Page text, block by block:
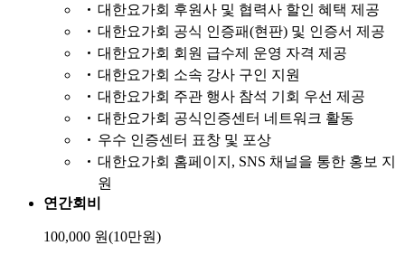
대한요가회 후원사 및 협력사 할인 혜택 제공
대한요가회 공식 인증패(현판) 및 인증서 제공
대한요가회 회원 급수제 운영 자격 제공
대한요가회 소속 강사 구인 지원
대한요가회 주관 행사 참석 기회 우선 제공
대한요가회 공식인증센터 네트워크 활동
우수 인증센터 표창 및 포상
대한요가회 홈페이지, SNS 채널을 통한 홍보 지
원
연간회비
100,000 원(10만원)